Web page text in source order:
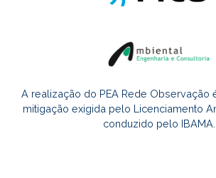
A realização do PEA Rede Observação
mitigação exigida pelo Licenciamento
conduzido pelo IBAMA.